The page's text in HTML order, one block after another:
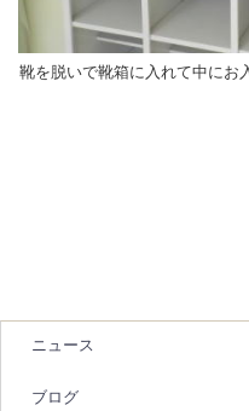
靴を脱いで靴箱に入れて中にお
ニュース
ブログ